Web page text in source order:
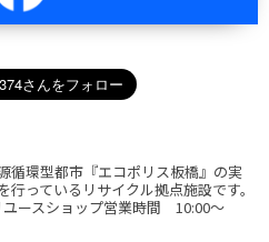
循環型都市『エコポリス板橋』の実
っているリサイクル拠点施設です。
ユースショップ営業時間 10:00～